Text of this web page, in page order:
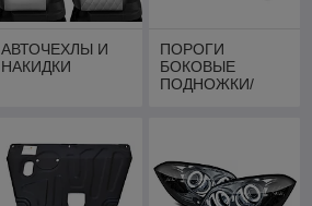
АВТОЧЕХЛЫ И
НАКИДКИ
ПОРОГИ
БОКОВЫЕ
ПОДНОЖКИ/